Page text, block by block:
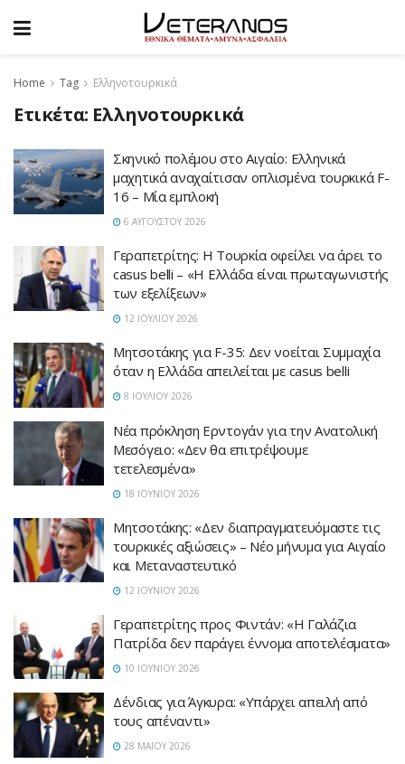
Home Tag Ελληνοτουρκικά
Ετικέτα: Ελληνοτουρκικά
Σκηνικό πολέμου στο Αιγαίο: Ελληνικά
μαχητικά αναχαίτισαν οπλισμένα τουρκικά F-
16 – Μία εμπλοκή
6 ΑΥΓΟΎΣΤΟΥ 2026
Γεραπετρίτης: Η Τουρκία οφείλει να άρει το
casus belli – «Η Ελλάδα είναι πρωταγωνιστής
των εξελίξεων»
12 ΙΟΥΛΊΟΥ 2026
Μητσοτάκης για F-35: Δεν νοείται Συμμαχία
όταν η Ελλάδα απειλείται με casus belli
8 ΙΟΥΛΊΟΥ 2026
Νέα πρόκληση Ερντογάν για την Ανατολική
Μεσόγειο: «Δεν θα επιτρέψουμε
τετελεσμένα»
18 ΙΟΥΝΊΟΥ 2026
Μητσοτάκης: «Δεν διαπραγματευόμαστε τις
τουρκικές αξιώσεις» – Νέο μήνυμα για Αιγαίο
και Μεταναστευτικό
12 ΙΟΥΝΊΟΥ 2026
Γεραπετρίτης προς Φιντάν: «Η Γαλάζια
Πατρίδα δεν παράγει έννομα αποτελέσματα»
10 ΙΟΥΝΊΟΥ 2026
Δένδιας για Άγκυρα: «Υπάρχει απειλή από
τους απέναντι»
28 ΜΑΪ́ΟΥ 2026